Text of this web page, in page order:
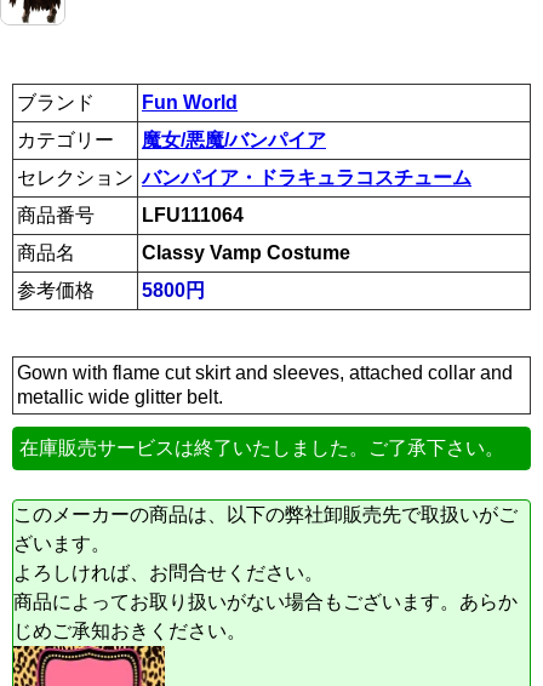
ブランド
Fun World
カテゴリー
魔女/悪魔/バンパイア
セレクション バンパイア・ドラキュラコスチューム
商品番号
LFU111064
商品名
Classy Vamp Costume
参考価格
5800円
Gown with flame cut skirt and sleeves, attached collar and
metallic wide glitter belt.
在庫販売サービスは終了いたしました。ご了承下さい。
このメーカーの商品は、以下の弊社卸販売先で取扱いがご
ざいます。
よろしければ、お問合せください。
商品によってお取り扱いがない場合もございます。あらか
じめご承知おきください。